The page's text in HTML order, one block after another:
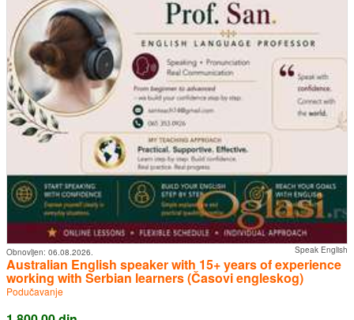
Speak English
Obnovljen: 06.08.2026.
Australian English speaker with 15+ years of experience
working with Serbian learners (Časovi engleskog)
Podučavanje